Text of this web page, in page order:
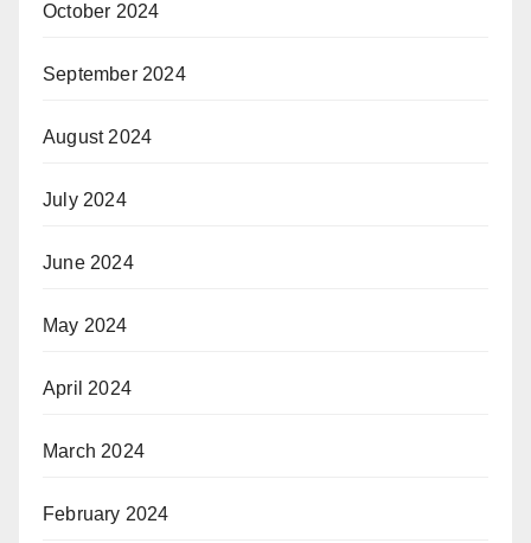
October 2024
September 2024
August 2024
July 2024
June 2024
May 2024
April 2024
March 2024
February 2024